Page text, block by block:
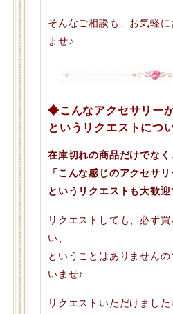
そんなご相談も、お気軽
ませ♪
◆こんなアクセサリーが
というリクエストにつ
在庫切れの商品だけでなく
「こんな感じのアクセサリ
というリクエストも大歓迎
リクエストしても、必ず
い、
ということはありません
いませ♪
リクエストいただけまし